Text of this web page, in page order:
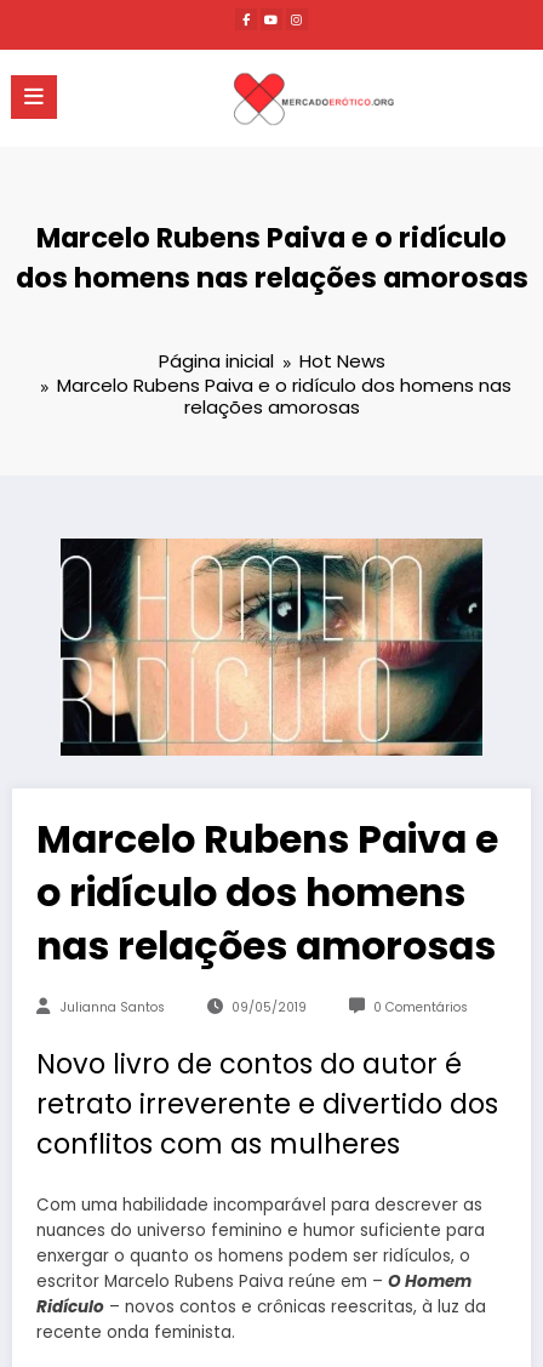
o
conteúdo
Marcelo Rubens Paiva e o ridículo
dos homens nas relações amorosas
Página inicial
Hot News
Marcelo Rubens Paiva e o ridículo dos homens nas
relações amorosas
Marcelo Rubens Paiva e
o ridículo dos homens
nas relações amorosas
Julianna Santos 09/05/2019 0 Comentários
Novo livro de contos do autor é
retrato irreverente e divertido dos
conflitos com as mulheres
Com uma habilidade incomparável para descrever as
nuances do universo feminino e humor suficiente para
enxergar o quanto os homens podem ser ridículos, o
escritor Marcelo Rubens Paiva reúne em – O Homem
Ridículo – novos contos e crônicas reescritas, à luz da
recente onda feminista.